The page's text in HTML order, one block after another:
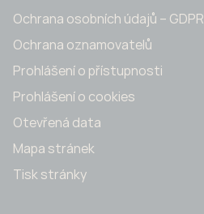
Ochrana osobních údajů – GDPR
Ochrana oznamovatelů
Prohlášení o přístupnosti
Prohlášení o cookies
Otevřená data
Mapa stránek
Tisk stránky